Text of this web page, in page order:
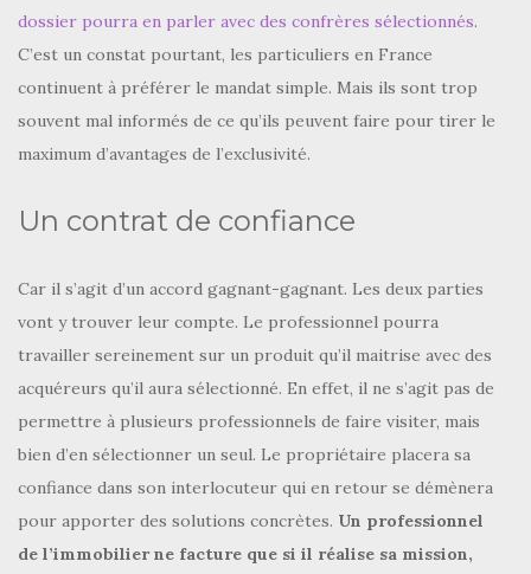
dossier pourra en parler avec des confrères sélectionnés.
C’est un constat pourtant, les particuliers en France
continuent à préférer le mandat simple. Mais ils sont trop
souvent mal informés de ce qu’ils peuvent faire pour tirer le
maximum d’avantages de l’exclusivité.
Un contrat de confiance
Car il s’agit d’un accord gagnant-gagnant. Les deux parties
vont y trouver leur compte. Le professionnel pourra
travailler sereinement sur un produit qu’il maitrise avec des
acquéreurs qu’il aura sélectionné. En effet, il ne s’agit pas de
permettre à plusieurs professionnels de faire visiter, mais
bien d’en sélectionner un seul. Le propriétaire placera sa
confiance dans son interlocuteur qui en retour se démènera
pour apporter des solutions concrètes. Un professionnel
de l’immobilier ne facture que si il réalise sa mission,